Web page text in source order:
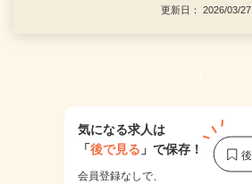
更新日： 2026/03/
1
気になる求人は
「後で見る 」で保存！
会員登録なしで、